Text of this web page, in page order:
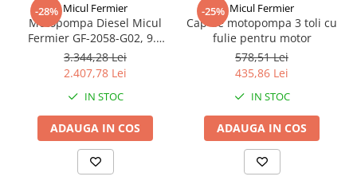
-28% Micul Fermier
Motopompa Diesel Micul
Fermier GF-2058-G02, 9.8
CP, 418cc, 3", 45.000 l/h, 4T,
Motorină, Pornire Manuală
3.344,28 Lei
2.407,78 Lei
IN STOC
ADAUGA IN COS
-25% Micul Fermier
Cap de motopompa 3 toli cu
fulie pentru motor
578,51 Lei
435,86 Lei
IN STOC
ADAUGA IN COS